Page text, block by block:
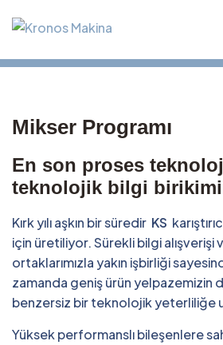
Mikser Programı
En son proses
teknolojik bilgi birikimi
Kırk yılı aşkın bir süredir KS
için üretiliyor. Sürekli bilgi alışverişi
ortaklarımızla yakın işbirliği
zamanda geniş ürün yelpazemizin
benzersiz bir teknolojik yeterliliğe
Yüksek performanslı bileşenlere